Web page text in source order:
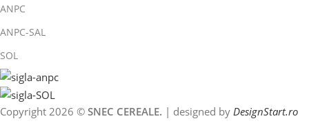
ANPC
ANPC-SAL
SOL
Copyright 2026 © SNEC CEREALE. | designed by DesignStart.ro